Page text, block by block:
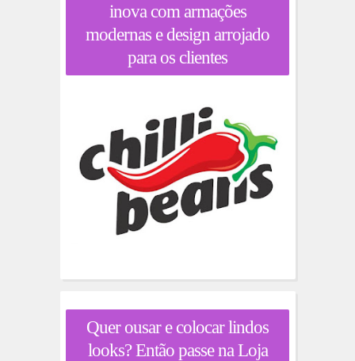
inova com armações
modernas e design arrojado
para os clientes
Quer ousar e colocar lindos
looks? Então passe na Loja